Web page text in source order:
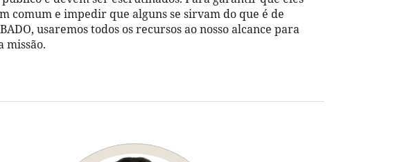
comum e impedir que alguns se sirvam do que é de
usaremos todos os recursos ao nosso alcance para
missão.